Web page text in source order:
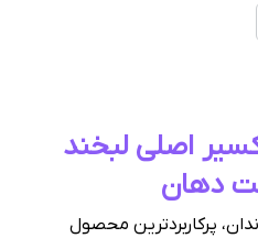
اصلی لبخند
دهان
پرکاربردترین محصول